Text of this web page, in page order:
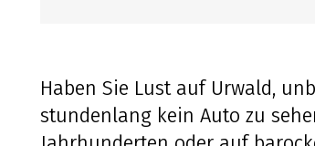
Haben Sie Lust auf Urwald,
stundenlang kein Auto zu